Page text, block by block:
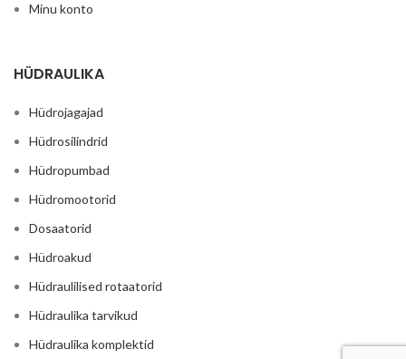
Minu konto
HÜDRAULIKA
Hüdrojagajad
Hüdrosilindrid
Hüdropumbad
Hüdromootorid
Dosaatorid
Hüdroakud
Hüdraulilised rotaatorid
Hüdraulika tarvikud
Hüdraulika komplektid